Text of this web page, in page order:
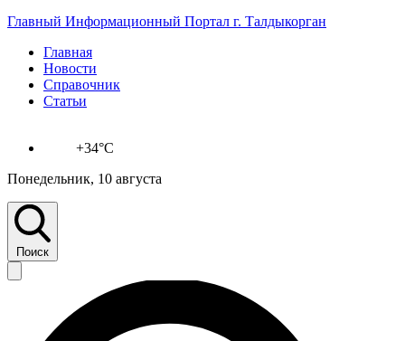
Главный Информационный Портал г. Талдыкорган
Главная
Новости
Справочник
Статьи
+34°C
Понедельник, 10 августа
Поиск